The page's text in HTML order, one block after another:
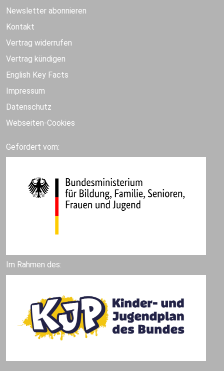
Newsletter abonnieren
Kontakt
Vertrag widerrufen
Vertrag kündigen
English Key Facts
Impressum
Datenschutz
Webseiten-Cookies
Gefördert vom:
Im Rahmen des: